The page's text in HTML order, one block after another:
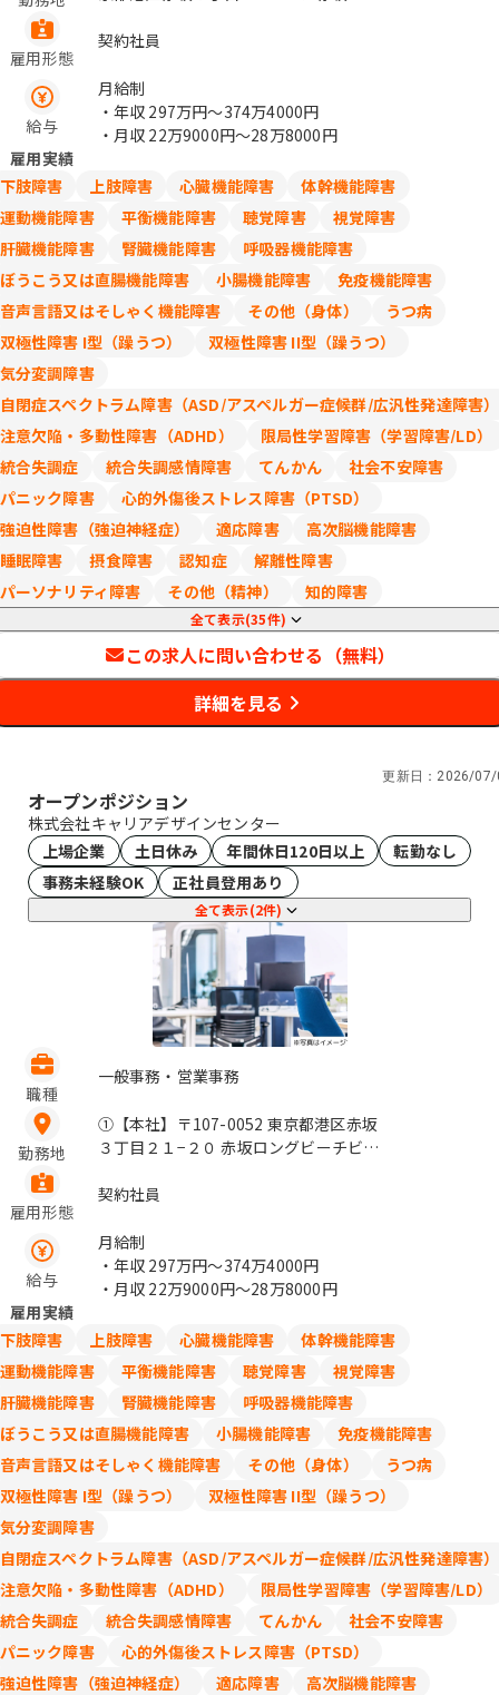
赤坂見附、永田町
雇用形態
契約社員
給与
月給制
・年収 297万円〜374万4000円
・月収 22万9000円〜28万8000円
雇用実績
下肢障害
上肢障害 心臓機能障害
体幹機能障害
運動機能障害
平衡機能障害 聴覚障害
視覚障害
肝臓機能障害
腎臓機能障害
呼吸器機能障害
ぼうこう又は直腸機能障害
小腸機能障害
免疫機能障害
音声言語又はそしゃく機能障害
その他（身体）
うつ病
双極性障害 I型（躁うつ）
双極性障害 II型（躁うつ）
気分変調障害
自閉症スペクトラム障害（ASD/アスペルガー症候群/広汎性発達障害）
注意欠陥・多動性障害（ADHD）
限局性学習障害（学習障害/LD）
統合失調症
統合失調感情障害 てんかん
社会不安障害
パニック障害
心的外傷後ストレス障害（PTSD）
強迫性障害（強迫神経症）
適応障害
高次脳機能障害
睡眠障害
摂食障害 認知症
解離性障害
パーソナリティ障害
その他（精神） 知的障害
全て表示(35件)
この求人に問い合わせる（無料）
詳細を見る
更新日： 2026/07/
オープンポジション
株式会社キャリアデザインセンター
上場企業
土日休み 年間休日120日以上
転勤なし
事務未経験OK
正社員登用あり
全て表示(2件)
職種
一般事務・営業事務
勤務地
①【本社】〒107-0052 東京都港区赤坂
３丁目２１−２０ 赤坂ロングビーチビル
京都港区赤坂２丁目５−１ Ｓ－ＧＡＴＥ
範囲）なし / 赤坂見附、永田町、溜池山
王、赤坂
雇用形態
契約社員
給与
月給制
・年収 297万円〜374万4000円
・月収 22万9000円〜28万8000円
雇用実績
下肢障害
上肢障害 心臓機能障害
体幹機能障害
運動機能障害
平衡機能障害 聴覚障害
視覚障害
肝臓機能障害
腎臓機能障害
呼吸器機能障害
ぼうこう又は直腸機能障害
小腸機能障害
免疫機能障害
音声言語又はそしゃく機能障害
その他（身体）
うつ病
双極性障害 I型（躁うつ）
双極性障害 II型（躁うつ）
気分変調障害
自閉症スペクトラム障害（ASD/アスペルガー症候群/広汎性発達障害）
注意欠陥・多動性障害（ADHD）
限局性学習障害（学習障害/LD）
統合失調症
統合失調感情障害 てんかん
社会不安障害
パニック障害
心的外傷後ストレス障害（PTSD）
強迫性障害（強迫神経症）
適応障害
高次脳機能障害